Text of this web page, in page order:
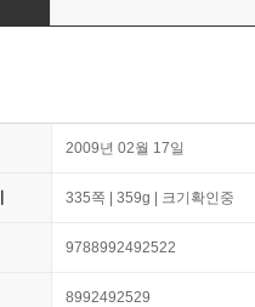
2009년 02월 17일
335쪽 | 359g | 크기확인중
9788992492522
8992492529